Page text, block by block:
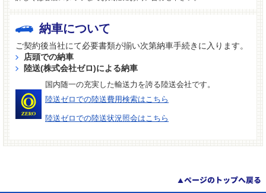
納車について
ご契約後当社にて必要書類が揃い次第納車手続きに入ります。
店頭での納車
陸送(株式会社ゼロ)による納車
国内随一の充実した輸送力を誇る陸送会社です。
陸送ゼロでの陸送費用検索はこちら
陸送ゼロでの陸送状況照会はこちら